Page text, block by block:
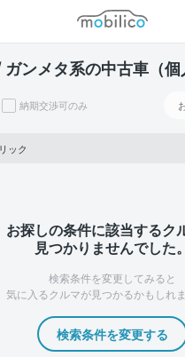
モビリコ
ガンメタ系の中古車（
納期交渉可のみ
ック
お探しの条件に該当するク
見つかりませんでした。
検索条件を変更してみると
気に入るクルマが見つかるかもしれま
検索条件を変更する